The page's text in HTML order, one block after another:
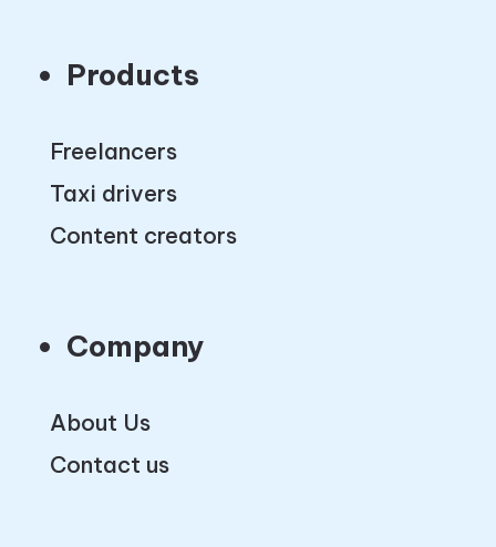
Products
Freelancers
Taxi drivers
Content creators
Company
About Us
Contact us